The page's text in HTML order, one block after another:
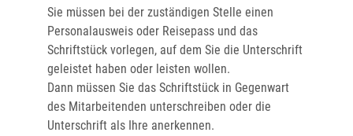
Sie müssen bei der zuständigen Stelle einen
Personalausweis oder Reisepass und das
Schriftstück vorlegen, auf dem Sie die Unterschrift
geleistet haben oder leisten wollen.
Dann müssen Sie das Schriftstück in Gegenwart
des Mitarbeitenden unterschreiben oder die
Unterschrift als Ihre anerkennen.